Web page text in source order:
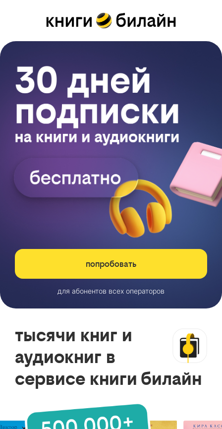
попробовать
для абонентов всех операторов
тысячи книг и
аудиокниг в
сервисе книги билайн